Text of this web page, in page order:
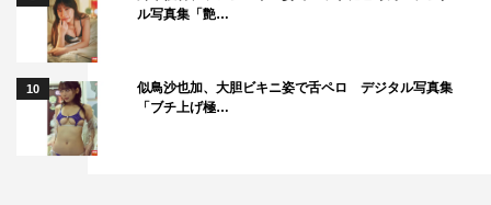
ル写真集「艶…
10
似鳥沙也加、大胆ビキニ姿で舌ペロ デジタル写真集
「ブチ上げ極…